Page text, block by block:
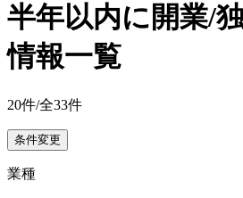
半年以内に開業/
情報一覧
20件/全33件
条件変更
業種